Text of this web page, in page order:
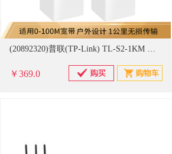
(20892320)普联(TP-Link) TL-S2-1KM 无线速率：300M 无线网桥 白色(单位：台)
￥369.0